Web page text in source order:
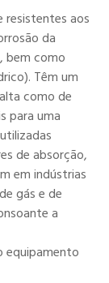
resistentes aos
da
bem como
Têm um
como de
para uma
de absorção,
em indústrias
gás e de
a
equipamento